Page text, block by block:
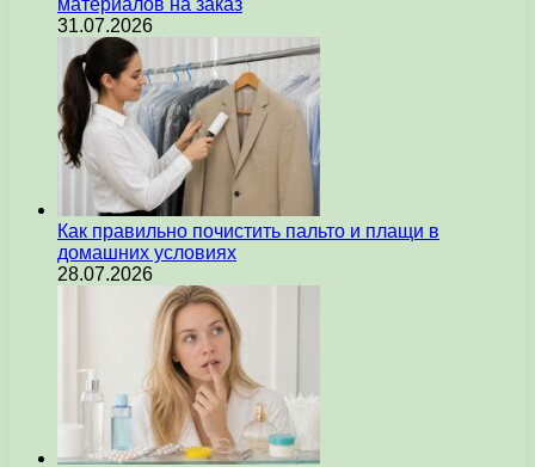
31.07.2026
Как правильно почистить пальто и плащи в
домашних условиях
28.07.2026